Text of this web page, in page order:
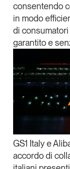
Eventi e
Tutti gli
Contatti
Tendenze
La nostra
consentendo
in modo
di
garantito e
GS1 Italy e
accordo di